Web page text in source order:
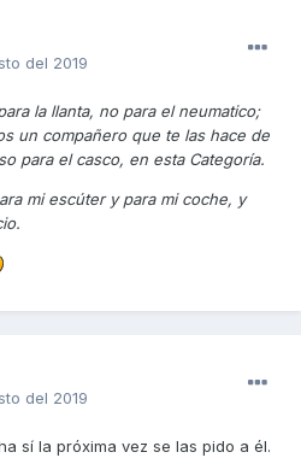
del 2019
la llanta, no para el neumatico;
un compañero que te las hace de
para el casco, en esta Categoría.
mi escúter y para mi coche, y
del 2019
sí la próxima vez se las pido a él.